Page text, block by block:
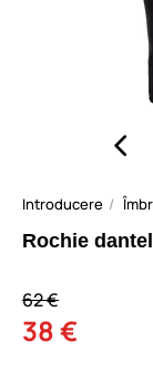
Introducere
Rochie
62 €
38 €